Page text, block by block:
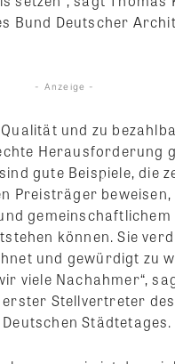
Bund Deutscher
- Anzeige -
und zu
Herausforderung
gute Beispiele, die
Preisträger
gemeinschaftlichem
können. Sie
und gewürdigt zu
viele Nachahmer“,
Stellvertreter des
Städtetages.